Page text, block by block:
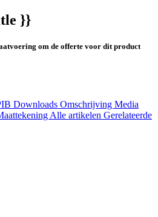
}}
om de offerte voor dit product
Downloads Omschrijving Media
Alle artikelen Gerelateerde